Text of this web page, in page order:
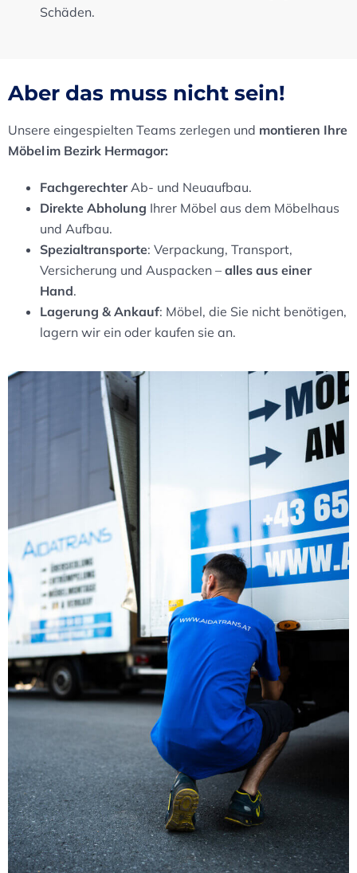
Schäden.
Aber das muss nicht sein!
Unsere eingespielten Teams zerlegen und montieren Ihre
Möbel im Bezirk Hermagor:
FachgerechterAb- und Neuaufbau.
Direkte Abholung Ihrer Möbel aus dem Möbelhaus
und Aufbau.
Spezialtransporte: Verpackung, Transport,
Versicherung und Auspacken – alles aus einer
Hand.
Lagerung & Ankauf: Möbel, die Sie nicht benötigen,
lagern wir ein oder kaufen sie an.